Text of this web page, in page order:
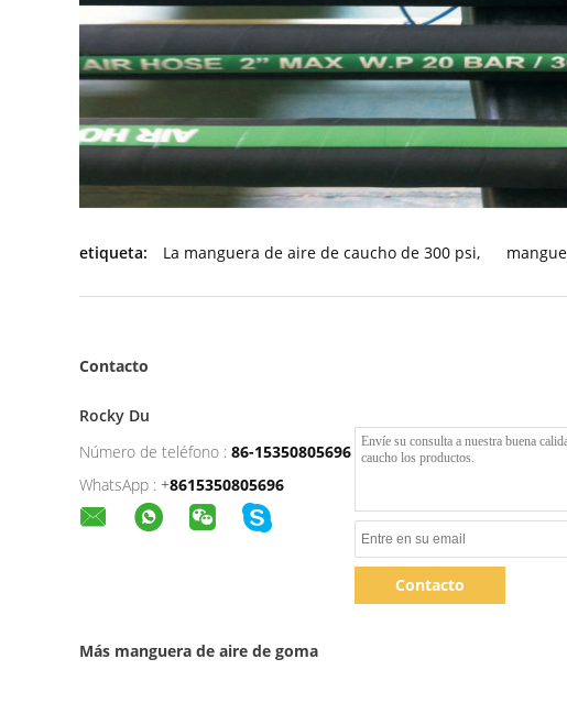
etiqueta: La manguera de aire de caucho de 300 psi,
Contacto
Rocky Du
Número de teléfono : 86-15350805696
WhatsApp : +8615350805696
Contacto
Más manguera de aire de goma